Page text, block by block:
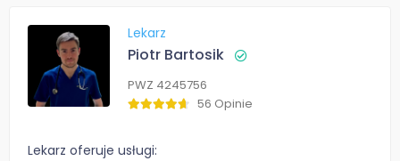
Lekarz
Piotr Bartosik
PWZ 4245756
56 Opinie
Lekarz oferuje usługi: